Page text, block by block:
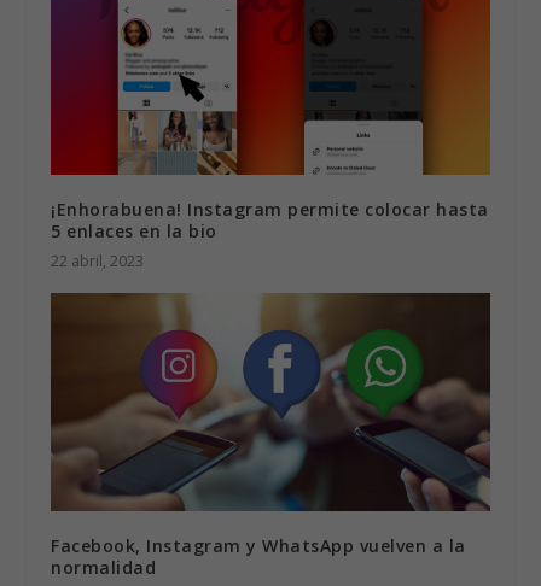
¡Enhorabuena! Instagram permite colocar hasta
5 enlaces en la bio
22 abril, 2023
Facebook, Instagram y WhatsApp vuelven a la
normalidad